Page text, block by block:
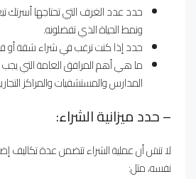
حدد عدد الغرف التي تحتاجها أسرتك
ونمط الحياة الذي تفضلونه.
حدد إذا كنت ترغب في شراء شقة أو
ما هي أهم المرافق العامة التي
المدارس والمستشفيات والمراكز
– حدد ميزانية الشراء:
لا تنسَ أن عملية الشراء تتضمن عدة تكاليف
نفسه، مثل: